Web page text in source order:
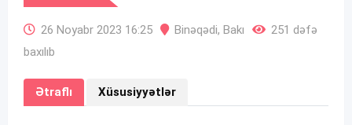
26 Noyabr 2023 16:25 Binəqədi, Bakı
251 dəfə
baxılıb
Ətraflı Xüsusiyyətlər